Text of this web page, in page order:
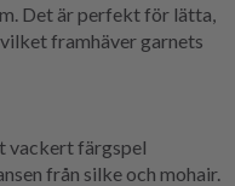
Det är perfekt för lätta,
framhäver garnets
vackert färgspel
från silke och mohair.